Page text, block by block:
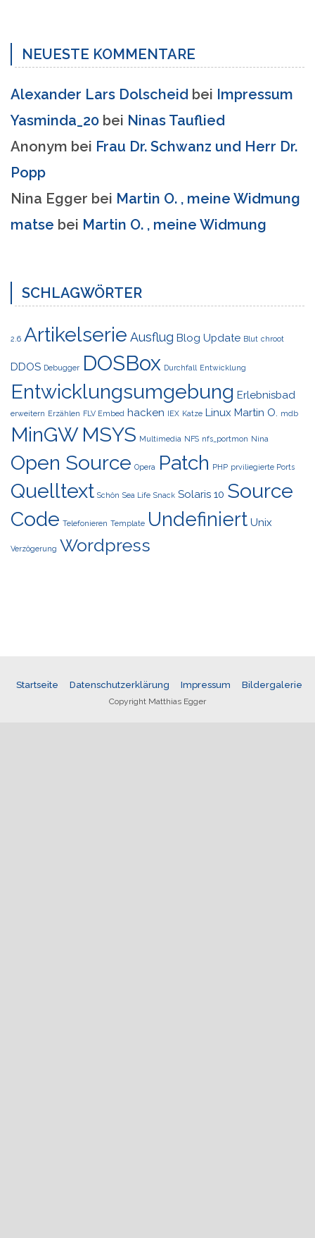
NEUESTE KOMMENTARE
Alexander Lars Dolscheid bei Impressum
Yasminda_20 bei Ninas Tauflied
Anonym bei Frau Dr. Schwanz und Herr Dr.
Popp
Nina Egger bei Martin O. , meine Widmung
matse bei Martin O. , meine Widmung
SCHLAGWÖRTER
2.6 Artikelserie Ausflug Blog Update Blut chroot
DDOS Debugger DOSBox Durchfall Entwicklung
Entwicklungsumgebung Erlebnisbad
erweitern Erzählen FLV Embed hacken IEX Katze Linux Martin O. mdb
MinGW MSYS Multimedia NFS nfs_portmon Nina
Open Source Opera Patch PHP prviliegierte Ports
Quelltext Schön Sea Life Snack Solaris 10 Source
Code Telefonieren Template Undefiniert Unix
Verzögerung Wordpress
Startseite Datenschutzerklärung Impressum Bildergalerie
Copyright Matthias Egger